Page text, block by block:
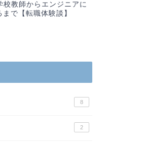
校教師からエンジニアに
まで【転職体験談】
8
2